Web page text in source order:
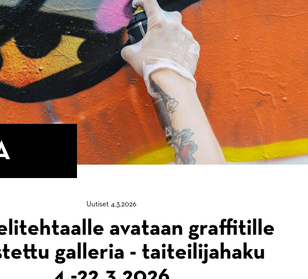
Uutiset 4.3.2026
avataan graffitille
galleria - taiteilijahaku